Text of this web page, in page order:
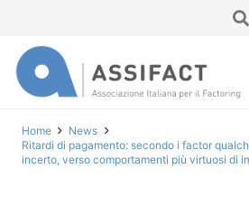
Home
News
Ritardi di pagamento: secondo i factor
incerto, verso comportamenti più virtuosi di